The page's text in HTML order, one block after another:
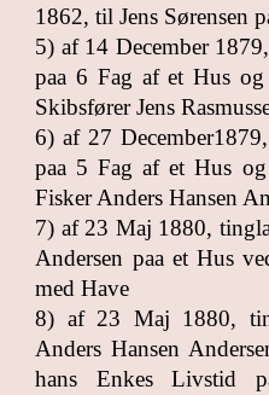
1862, til Jens Sørensen
5) af 14 December
paa 6 Fag af et Hus
Skibsfører Jens
6) af 27
paa 5 Fag af et Hus
Fisker Anders Hansen
7) af 23 Maj 1880,
Andersen paa et Hus
med Have
8) af 23 Maj 1880,
Anders Hansen
hans Enkes Livstid